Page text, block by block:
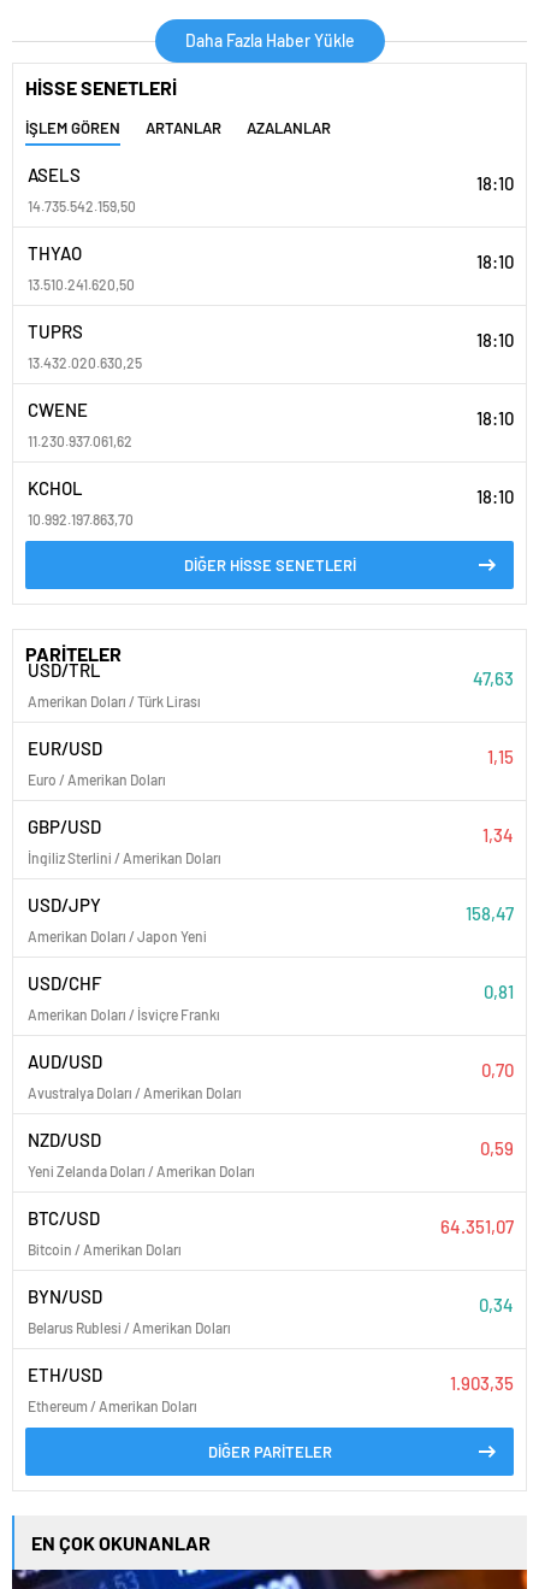
dijitalleşme vurgusu yapıldı
Daha Fazla Haber Yükle
HİSSE SENETLERİ
İŞLEM GÖREN ARTANLAR AZALANLAR
ASELS
14.735.542.159,50
18:10
THYAO
13.510.241.620,50
18:10
TUPRS
13.432.020.630,25
18:10
CWENE
11.230.937.061,62
18:10
KCHOL
10.992.197.863,70
18:10
DİĞER HİSSE SENETLERİ
PARİTELER
USD/TRL
Amerikan Doları / Türk Lirası
47,63
EUR/USD
Euro / Amerikan Doları
1,15
GBP/USD
İngiliz Sterlini / Amerikan Doları
1,34
USD/JPY
Amerikan Doları / Japon Yeni
158,47
USD/CHF
Amerikan Doları / İsviçre Frankı
0,81
AUD/USD
Avustralya Doları / Amerikan Doları
0,70
NZD/USD
Yeni Zelanda Doları / Amerikan Doları
0,59
BTC/USD
Bitcoin / Amerikan Doları
64.351,07
BYN/USD
Belarus Rublesi / Amerikan Doları
0,34
ETH/USD
Ethereum / Amerikan Doları
1.903,35
DİĞER PARİTELER
EN ÇOK OKUNANLAR